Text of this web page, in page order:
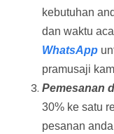
kebutuhan
dan waktu
WhatsApp
pramusaji
Pemesanan
30% ke satu
pesanan